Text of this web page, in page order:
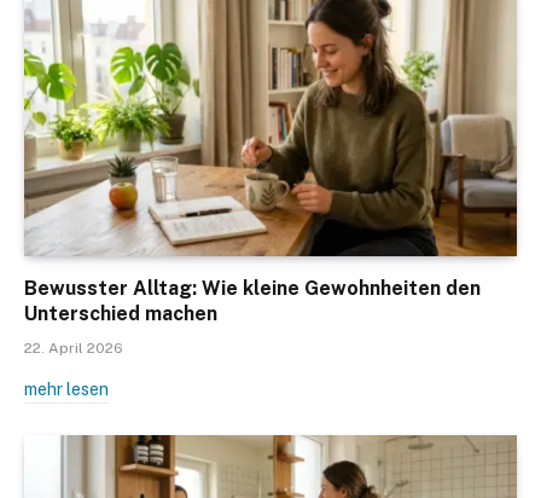
Bewusster Alltag: Wie kleine Gewohnheiten den
Unterschied machen
22. April 2026
mehr lesen